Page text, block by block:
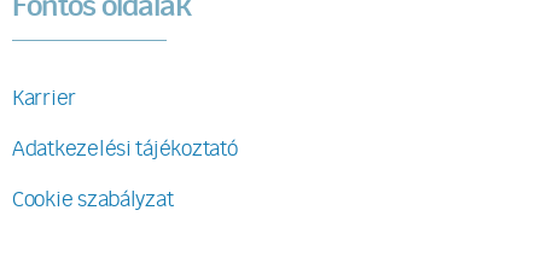
Fontos oldalak
Karrier
Adatkezelési tájékoztató
Cookie szabályzat